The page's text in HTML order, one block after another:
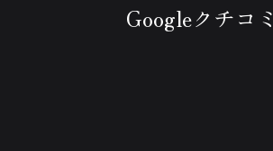
Googleクチコミ